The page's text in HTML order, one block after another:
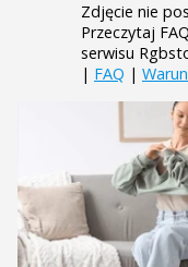
Zdjęcie nie
Przeczytaj
serwisu
| FAQ |